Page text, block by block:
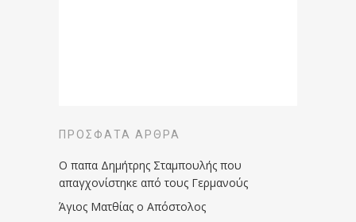
ΠΡΌΣΦΑΤΑ ΆΡΘΡΑ
Ο παπα Δημήτρης Σταμπουλής που
απαγχονίστηκε από τους Γερμανούς
Άγιος Ματθίας ο Απόστολος